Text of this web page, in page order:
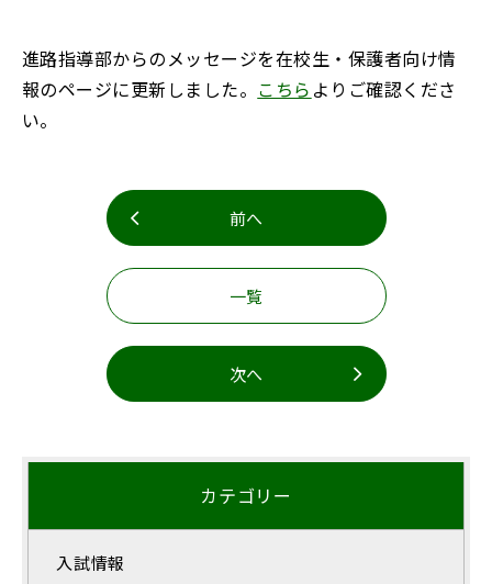
リンク集 アクセス・お問合せ
教職員募集
閉じる
進路指導部からのメッセージを在校生・保護者向け情
報のページに更新しました。 こちら よりご確認くださ
い。
前へ
一覧
次へ
カテゴリー
入試情報